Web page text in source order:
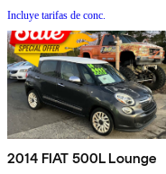
Incluye tarifas de conc.
2014 FIAT 500L Lounge